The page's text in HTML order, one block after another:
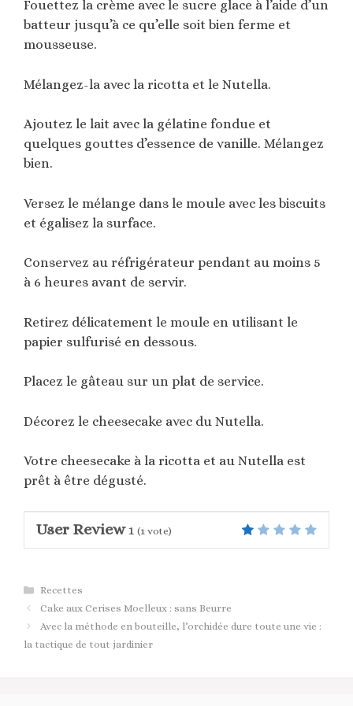
Fouettez la crème avec le sucre glace à l’aide d’un
batteur jusqu’à ce qu’elle soit bien ferme et
mousseuse.
Mélangez-la avec la ricotta et le Nutella.
Ajoutez le lait avec la gélatine fondue et
quelques gouttes d’essence de vanille. Mélangez
bien.
Versez le mélange dans le moule avec les biscuits
et égalisez la surface.
Conservez au réfrigérateur pendant au moins 5
à 6 heures avant de servir.
Retirez délicatement le moule en utilisant le
papier sulfurisé en dessous.
Placez le gâteau sur un plat de service.
Décorez le cheesecake avec du Nutella.
Votre cheesecake à la ricotta et au Nutella est
prêt à être dégusté.
User Review 1 (1 vote)
Catégories
Recettes
Cake aux Cerises Moelleux : sans Beurre
Avec la méthode en bouteille, l’orchidée dure toute une vie :
la tactique de tout jardinier